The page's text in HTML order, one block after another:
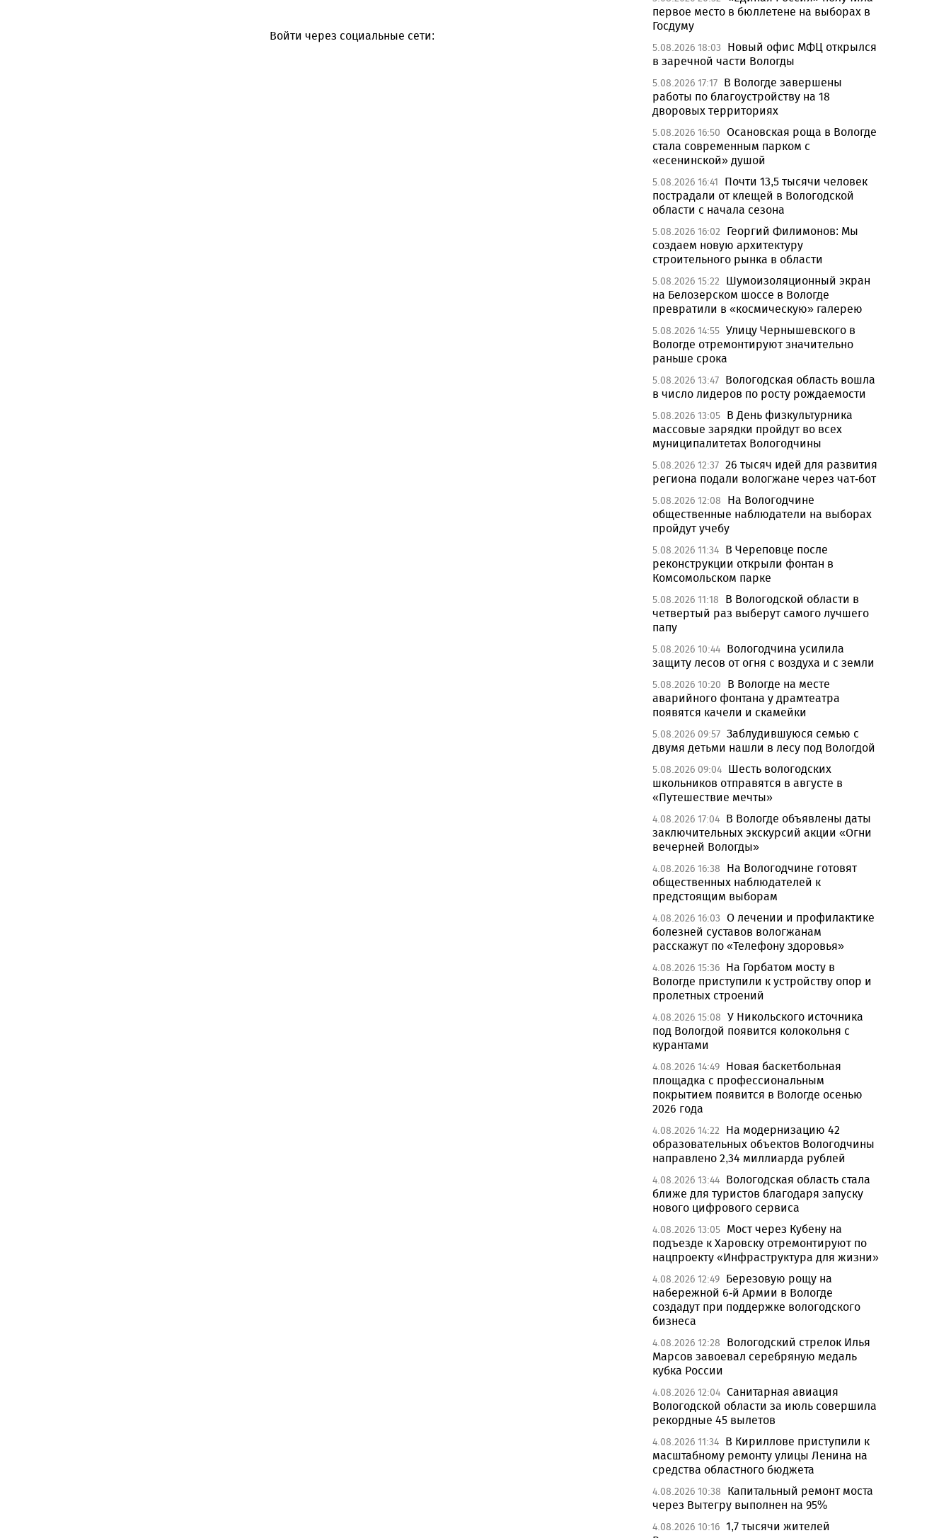
Войти через социальные сети:
первое место в бюллетене на выборах в
Госдуму
5.08.2026 18:03
Новый офис МФЦ открылся
в заречной части Вологды
5.08.2026 17:17 В Вологде завершены
работы по благоустройству на 18
дворовых территориях
5.08.2026 16:50 Осановская роща в Вологде
стала современным парком с
«есенинской» душой
5.08.2026 16:41
Почти 13,5 тысячи человек
пострадали от клещей в Вологодской
области с начала сезона
5.08.2026 16:02
Георгий Филимонов: Мы
создаем новую архитектуру
строительного рынка в области
5.08.2026 15:22
Шумоизоляционный экран
на Белозерском шоссе в Вологде
превратили в «космическую» галерею
5.08.2026 14:55 Улицу Чернышевского в
Вологде отремонтируют значительно
раньше срока
5.08.2026 13:47 Вологодская область вошла
в число лидеров по росту рождаемости
5.08.2026 13:05 В День физкультурника
массовые зарядки пройдут во всех
муниципалитетах Вологодчины
5.08.2026 12:37 26 тысяч идей для развития
региона подали вологжане через чат-бот
5.08.2026 12:08
На Вологодчине
общественные наблюдатели на выборах
пройдут учебу
5.08.2026 11:34 В Череповце после
реконструкции открыли фонтан в
Комсомольском парке
5.08.2026 11:18
В Вологодской области в
четвертый раз выберут самого лучшего
папу
5.08.2026 10:44 Вологодчина усилила
защиту лесов от огня с воздуха и с земли
5.08.2026 10:20
В Вологде на месте
аварийного фонтана у драмтеатра
появятся качели и скамейки
5.08.2026 09:57 Заблудившуюся семью с
двумя детьми нашли в лесу под Вологдой
5.08.2026 09:04 Шесть вологодских
школьников отправятся в августе в
«Путешествие мечты»
4.08.2026 17:04 В Вологде объявлены даты
заключительных экскурсий акции «Огни
вечерней Вологды»
4.08.2026 16:38
На Вологодчине готовят
общественных наблюдателей к
предстоящим выборам
4.08.2026 16:03 О лечении и профилактике
болезней суставов вологжанам
расскажут по «Телефону здоровья»
4.08.2026 15:36 На Горбатом мосту в
Вологде приступили к устройству опор и
пролетных строений
4.08.2026 15:08 У Никольского источника
под Вологдой появится колокольня с
курантами
4.08.2026 14:49 Новая баскетбольная
площадка с профессиональным
покрытием появится в Вологде осенью
2026 года
4.08.2026 14:22
На модернизацию 42
образовательных объектов Вологодчины
направлено 2,34 миллиарда рублей
4.08.2026 13:44 Вологодская область стала
ближе для туристов благодаря запуску
нового цифрового сервиса
4.08.2026 13:05 Мост через Кубену на
подъезде к Харовску отремонтируют по
нацпроекту «Инфраструктура для жизни»
4.08.2026 12:49 Березовую рощу на
набережной 6-й Армии в Вологде
создадут при поддержке вологодского
бизнеса
4.08.2026 12:28
Вологодский стрелок Илья
Марсов завоевал серебряную медаль
кубка России
4.08.2026 12:04 Санитарная авиация
Вологодской области за июль совершила
рекордные 45 вылетов
4.08.2026 11:34 В Кириллове приступили к
масштабному ремонту улицы Ленина на
средства областного бюджета
4.08.2026 10:38
Капитальный ремонт моста
через Вытегру выполнен на 95%
4.08.2026 10:16 1,7 тысячи жителей